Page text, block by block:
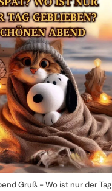
Gruß - Wo ist nur der Tag